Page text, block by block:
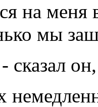
на меня
мы